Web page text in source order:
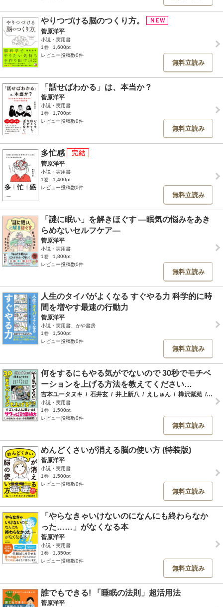
やりつづける脳のつくり方。
菅原洋平
小説・実用書
1巻
1,600pt
レビュー投稿数0件
無料立読み
「話せばわかる」は、本当か？
菅原洋平
小説・実用書
1巻
1,700pt
レビュー投稿数0件
無料立読み
多忙感
菅原洋平
小説・実用書
1巻
1,400pt
レビュー投稿数0件
無料立読み
「謎に眠い」を解きほぐす ―眠気の悩みをあき
らめないセルフケア―
菅原洋平
小説・実用書
1巻
1,800pt
レビュー投稿数0件
無料立読み
人生のタイパがよくなる すぐやる力 科学的に時
間を増やす最速の行動力
菅原洋平
小説・実用書、かや書房
1巻
1,500pt
レビュー投稿数0件
無料立読み
何をするにもやる気がでないので 30秒でモチベ
ーションを上げる方法を教えてください…
吉本ユータヌキ / 石井玄 / 井上新八 / えしゅん / 樺沢紫苑 / 川
小説・実用書
1巻
1,500pt
レビュー投稿数0件
無料立読み
めんどくさいが消える脳の使い方 (特装版)
菅原洋平
小説・実用書
1巻
1,500pt
レビュー投稿数0件
無料立読み
「やらなきゃいけないのになんにも終わらなか
った……」がなくなる本
菅原洋平
小説・実用書
1巻
1,350pt
レビュー投稿数0件
無料立読み
誰でもできる! 「睡眠の法則」超活用法
菅原洋平